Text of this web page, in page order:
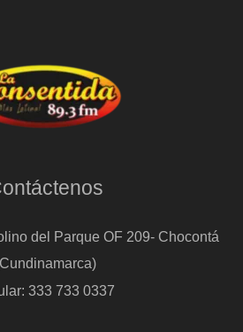
del Parque OF 209- Chocontá
333 733 0337